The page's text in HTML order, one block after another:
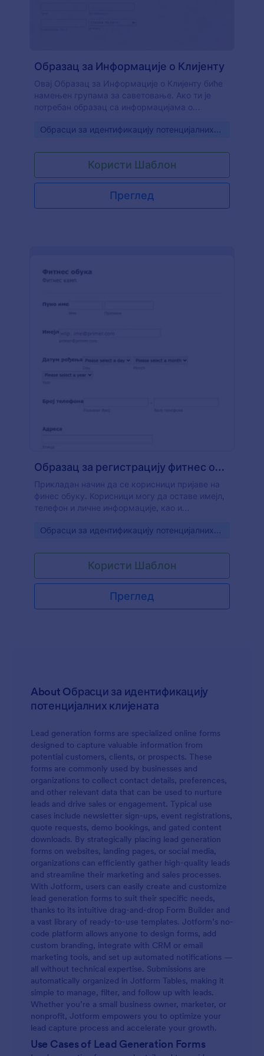
Образац за Информације о Клијенту
Овај Образац за Информације о Клијенту биће
намењен групама за саветовање. Ако ти је
потребан образац са информацијама о
клијенте, овај шаблон садржи одељке који ће
информације да прикупиш њихове личне
податке, препоруке (ако их има), тренутног
лекара, послодавца, образовање. обуку и
породичну историју.
Go to Category:
Oбрасци за идентификацију потенцијалних
Користи Шаблон
Преглед
Образац за регистрацију фитнес обуке
Прикладан начин да се корисници пријаве на
финес обуку. Корисници могу да оставе имејл,
телефон и личне информације, као и
Go to Category:
Oбрасци за идентификацију потенцијалних
Користи Шаблон
Преглед
About Oбрасци за идентификацију
потенцијалних клијената
Lead generation forms are specialized online forms
designed to capture valuable information from
potential customers, clients, or prospects. These
forms are commonly used by businesses and
organizations to collect contact details, preferences,
and other relevant data that can be used to nurture
leads and drive sales or engagement. Typical use
cases include newsletter sign-ups, event registrations,
quote requests, demo bookings, and gated content
downloads. By strategically placing lead generation
forms on websites, landing pages, or social media,
organizations can efficiently gather high-quality leads
and streamline their marketing and sales processes.
With Jotform, users can easily create and customize
lead generation forms to suit their specific needs,
thanks to its intuitive drag-and-drop Form Builder and
a vast library of ready-to-use templates. Jotform’s no-
code platform allows anyone to design forms, add
custom branding, integrate with CRM or email
marketing tools, and set up automated notifications —
all without technical expertise. Submissions are
automatically organized in Jotform Tables, making it
simple to manage, filter, and follow up with leads.
Whether you’re a small business owner, marketer, or
nonprofit, Jotform empowers you to optimize your
lead capture process and accelerate your growth.
Use Cases of Lead Generation Forms